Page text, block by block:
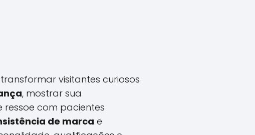
visitantes curiosos
, mostrar sua
com pacientes
de marca e